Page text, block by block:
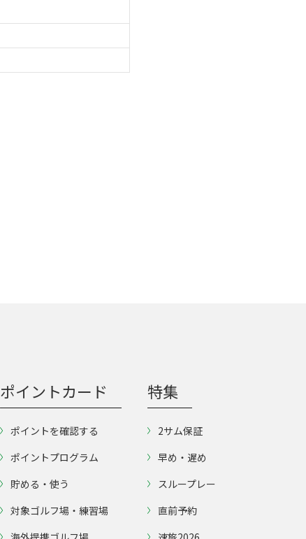
ポイントカード
ポイントを確認する
ポイントプログラム
貯める・使う
対象ゴルフ場・練習場
特集
2サム保証
早め・遅め
スループレー
直前予約